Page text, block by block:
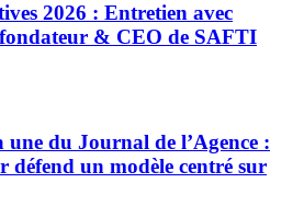
2026 : Entretien avec
& CEO de SAFTI
du Journal de l’Agence :
un modèle centré sur